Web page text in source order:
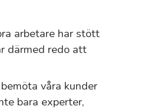
arbetare har stött
därmed redo att
våra kunder
bara experter,